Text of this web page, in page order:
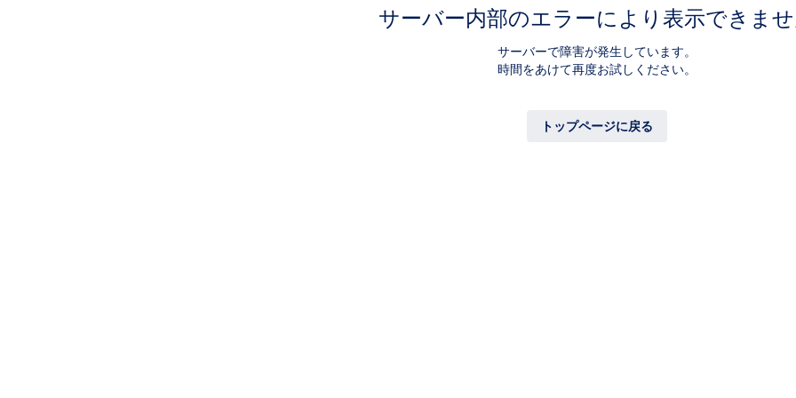
サーバー内部のエラーにより表示できま
サーバーで障害が発生しています。
時間をあけて再度お試しください。
トップページに戻る